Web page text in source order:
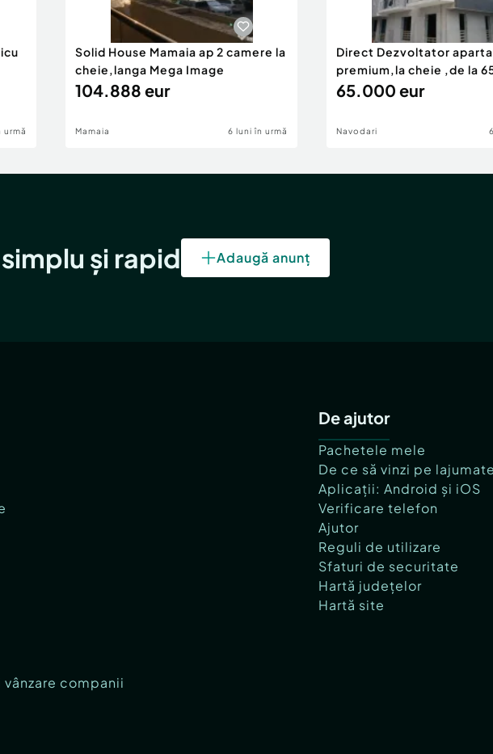
urmă
Solid House Mamaia ap 2 camere la
cheie,langa Mega Image
104.888 eur
Mamaia 6 luni în urmă
Direct Dezvoltator
premium,la cheie ,de la
eur
65.000 eur
Navodari
și rapid Adaugă anunț
companii
De ajutor
Pachetele mele
De ce să vinzi pe
Aplicații: Android și iOS
Verificare telefon
Ajutor
Reguli de utilizare
Sfaturi de securitate
Hartă județelor
Hartă site